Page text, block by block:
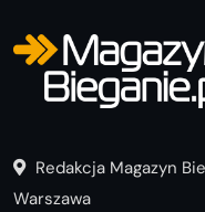
Redakcja Magazyn
Warszawa